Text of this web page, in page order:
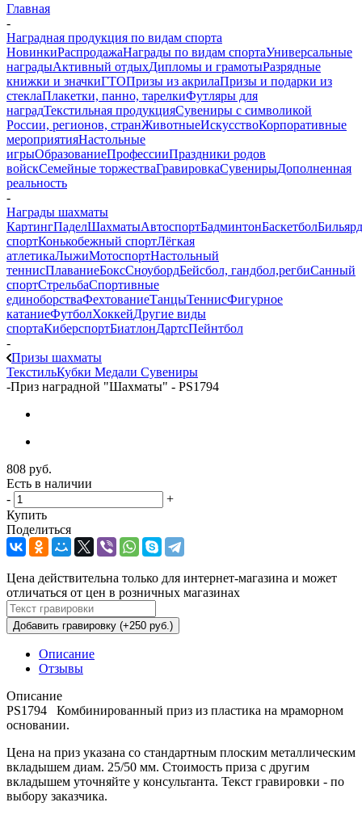
Главная
-
Наградная продукция по видам спорта
НовинкиРаспродажаНаграды по видам спортаУниверсальные
наградыАктивный отдыхДипломы и грамотыРазрядные
книжки и значкиГТОПризы из акрилаПризы и подарки из
стеклаПлакетки, панно, тарелкиФутляры для
наградТекстильная продукцияСувениры с символикой
России, регионов, странЖивотныеИскусствоКорпоративные
мероприятияНастольные
игрыОбразованиеПрофессииПраздники родов
войскСемейные торжестваГравировкаСувенирыДополненная
реальность
-
Награды шахматы
КартингПаделШахматыАвтоспортБадминтонБаскетболБильярд
спортКонькобежный спортЛёгкая
атлетикаЛыжиМотоспортНастольный
теннисПлаваниеБоксСноубордБейсбол, гандбол,регбиСанный
спортСтрельбаСпортивные
единоборстваФехтованиеТанцыТеннисФигурное
катаниеФутболХоккейДругие виды
спортаКиберспортБиатлонДартсПейнтбол
-
Призы шахматы
ТекстильКубки Медали Сувениры
-Приз наградной "Шахматы" - PS1794
808 руб.
Есть в наличии
-
+
Купить
Поделиться
Цена действительна только для интернет-магазина и может
отличаться от цен в розничных магазинах
Добавить гравировку (+250 руб.)
Описание
Отзывы
Описание
PS1794 Комбинированный приз из пластика на мраморном
основании.
Цена на приз указана со стандартным плоским металлическим
вкладышем диам. 25/50 мм. Стоимость приза с другим
вкладышем уточняйте у консультанта. Текст гравировки - по
выбору заказчика.